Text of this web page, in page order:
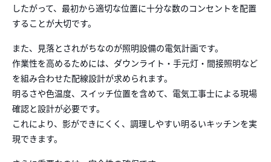
したがって、最初から適切な位置に十分な数のコンセントを配置
することが大切です。
また、見落とされがちなのが照明設備の電気計画です。
作業性を高めるためには、ダウンライト・手元灯・間接照明など
を組み合わせた配線設計が求められます。
明るさや色温度、スイッチ位置を含めて、電気工事士による現場
確認と設計が必要です。
これにより、影ができにくく、調理しやすい明るいキッチンを実
現できます。